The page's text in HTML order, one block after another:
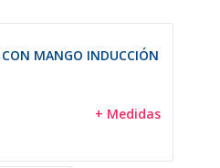
MANGO INDUCCIÓN
+ Medidas